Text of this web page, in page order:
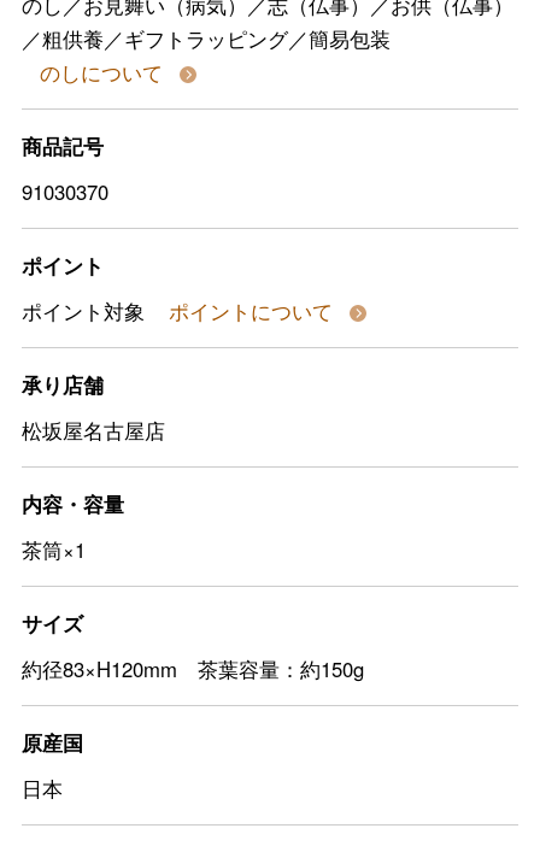
／粗供養／ギフトラッピング／簡易包装
のしについて
商品記号
91030370
ポイント
ポイント対象
ポイントについて
承り店舗
松坂屋名古屋店
内容・容量
茶筒×1
サイズ
約径83×H120mm 茶葉容量：約150g
原産国
日本